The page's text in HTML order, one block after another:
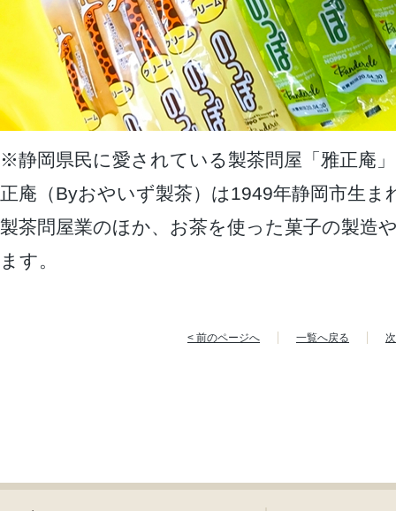
※静岡県民に愛されている製茶問屋「雅正庵
正庵（Byおやいず製茶）は1949年静岡市生ま
製茶問屋業のほか、お茶を使った菓子の製造
ます。
< 前のページへ 一覧へ戻る